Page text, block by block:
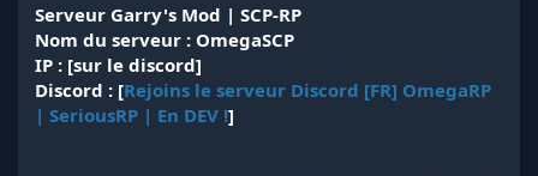
s
c
u
s
s
Serveur Garry's Mod | SCP-RP
Nom du serveur : OmegaSCP
IP : [sur le discord]
Discord : [Rejoins le serveur Discord [FR] OmegaRP
| SeriousRP | En DEV !]